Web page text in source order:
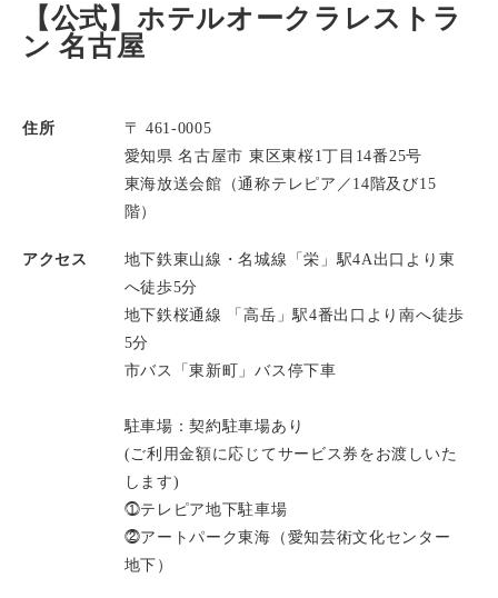
【公式】ホテルオークラレストラ
ン 名古屋
住所
〒 461-0005
愛知県 名古屋市 東区東桜1丁目14番25号
東海放送会館（通称テレピア／14階及び15
階）
アクセス
地下鉄東山線・名城線「栄」駅4A出口より東
へ徒歩5分
地下鉄桜通線 「高岳」駅4番出口より南へ徒歩
5分
市バス「東新町」バス停下車
駐車場：契約駐車場あり
(ご利用金額に応じてサービス券をお渡しいた
します)
⓵テレピア地下駐車場
⓶アートパーク東海（愛知芸術文化センター
地下）